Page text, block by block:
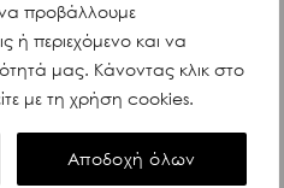
προβάλλουμε
ή περιεχόμενο και να
μας. Κάνοντας κλικ στο
με τη χρήση cookies.
Αποδοχή όλων
μια ποικιλία από
που παρασκευάζονται με
με βιώσιμη γεωργία και